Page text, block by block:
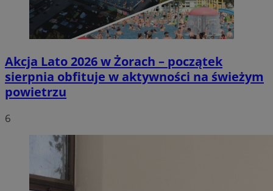
Akcja Lato 2026 w Żorach – początek
sierpnia obfituje w aktywności na świeżym
powietrzu
6